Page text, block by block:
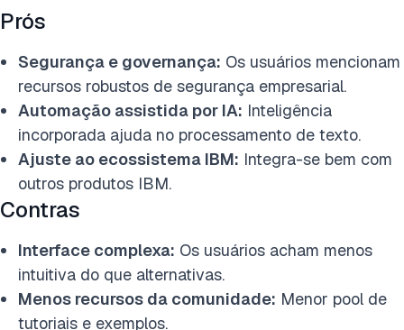
Prós
Segurança e governança: Os usuários mencionam
recursos robustos de segurança empresarial.
Automação assistida por IA: Inteligência
incorporada ajuda no processamento de texto.
Ajuste ao ecossistema IBM: Integra-se bem com
outros produtos IBM.
Contras
Interface complexa: Os usuários acham menos
intuitiva do que alternativas.
Menos recursos da comunidade: Menor pool de
tutoriais e exemplos.